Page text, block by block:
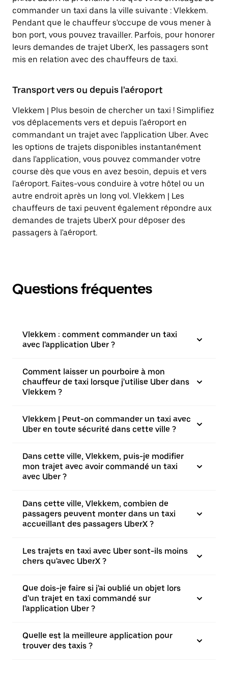
commander un taxi dans la ville suivante : Vlekkem.
Pendant que le chauffeur s'occupe de vous mener à
bon port, vous pouvez travailler. Parfois, pour honorer
leurs demandes de trajet UberX, les passagers sont
mis en relation avec des chauffeurs de taxi.
Transport vers ou depuis l'aéroport
Vlekkem | Plus besoin de chercher un taxi ! Simplifiez
vos déplacements vers et depuis l'aéroport en
commandant un trajet avec l'application Uber. Avec
les options de trajets disponibles instantanément
dans l'application, vous pouvez commander votre
course dès que vous en avez besoin, depuis et vers
l'aéroport. Faites-vous conduire à votre hôtel ou un
autre endroit après un long vol. Vlekkem | Les
chauffeurs de taxi peuvent également répondre aux
demandes de trajets UberX pour déposer des
passagers à l'aéroport.
Questions fréquentes
Vlekkem : comment commander un taxi
avec l'application Uber ?
Comment laisser un pourboire à mon
chauffeur de taxi lorsque j'utilise Uber dans
Vlekkem ?
Vlekkem | Peut-on commander un taxi avec
Uber en toute sécurité dans cette ville ?
Dans cette ville, Vlekkem, puis-je modifier
mon trajet avec avoir commandé un taxi
avec Uber ?
Dans cette ville, Vlekkem, combien de
passagers peuvent monter dans un taxi
accueillant des passagers UberX ?
Les trajets en taxi avec Uber sont-ils moins
chers qu'avec UberX ?
Que dois-je faire si j'ai oublié un objet lors
d'un trajet en taxi commandé sur
l'application Uber ?
Quelle est la meilleure application pour
trouver des taxis ?